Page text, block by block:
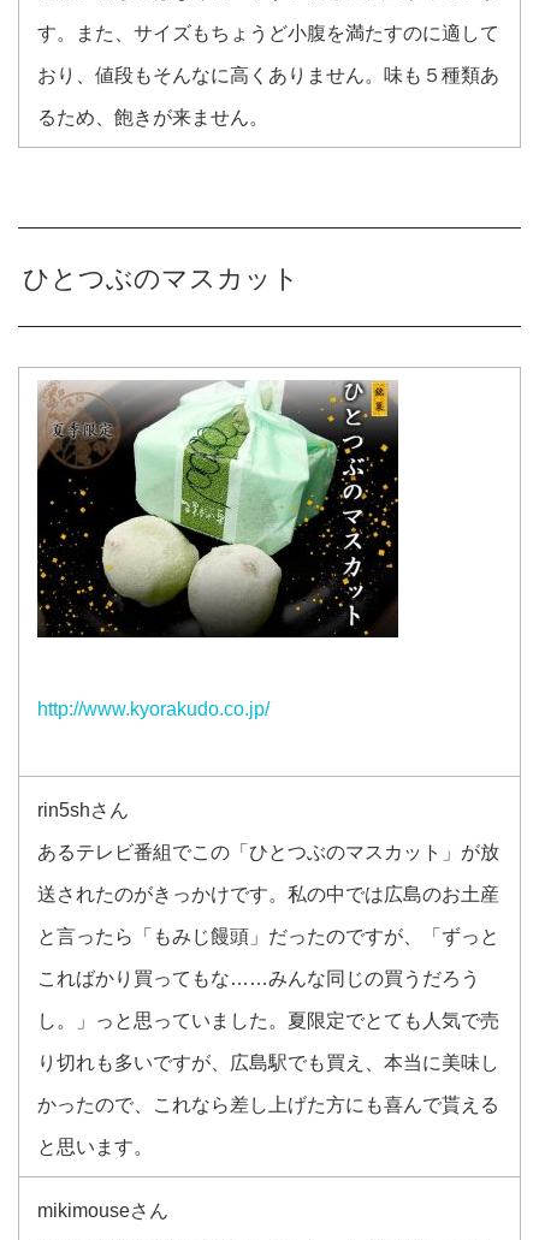
す。また、サイズもちょうど小腹を満たすのに適して
おり、値段もそんなに高くありません。味も５種類あ
るため、飽きが来ません。
ひとつぶのマスカット
http://www.kyorakudo.co.jp/
rin5shさん
あるテレビ番組でこの「ひとつぶのマスカット」が放
送されたのがきっかけです。私の中では広島のお土産
と言ったら「もみじ饅頭」だったのですが、「ずっと
こればかり買ってもな……みんな同じの買うだろう
し。」っと思っていました。夏限定でとても人気で売
り切れも多いですが、広島駅でも買え、本当に美味し
かったので、これなら差し上げた方にも喜んで貰える
と思います。
mikimouseさん